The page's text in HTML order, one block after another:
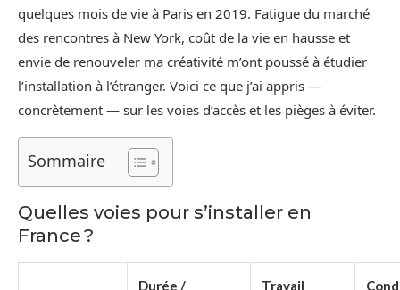
quelques mois de vie à Paris en 2019. Fatigue du marché
des rencontres à New York, coût de la vie en hausse et
envie de renouveler ma créativité m’ont poussé à étudier
l’installation à l’étranger. Voici ce que j’ai appris —
concrètement — sur les voies d’accès et les pièges à éviter.
Sommaire
Quelles voies pour s’installer en
France ?
Durée /
Travail